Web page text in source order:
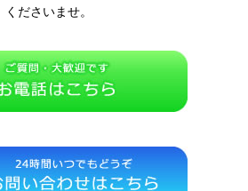
くださいませ。